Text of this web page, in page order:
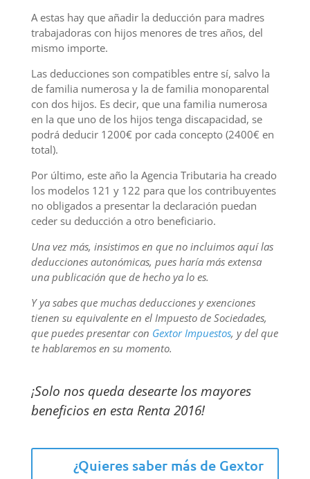
A estas hay que añadir la deducción para madres
trabajadoras con hijos menores de tres años, del
mismo importe.
Las deducciones son compatibles entre sí, salvo la
de familia numerosa y la de familia monoparental
con dos hijos. Es decir, que una familia numerosa
en la que uno de los hijos tenga discapacidad, se
podrá deducir 1200€ por cada concepto (2400€ en
total).
Por último, este año la Agencia Tributaria ha creado
los modelos 121 y 122 para que los contribuyentes
no obligados a presentar la declaración puedan
ceder su deducción a otro beneficiario.
Una vez más, insistimos en que no incluimos aquí las
deducciones autonómicas, pues haría más extensa
una publicación que de hecho ya lo es.
Y ya sabes que muchas deducciones y exenciones
tienen su equivalente en el Impuesto de Sociedades,
que puedes presentar con Gextor Impuestos, y del que
te hablaremos en su momento.
¡Solo nos queda desearte los mayores
beneficios en esta Renta 2016!
¿Quieres saber más de Gextor